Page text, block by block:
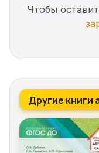
Чтобы
Другие книги